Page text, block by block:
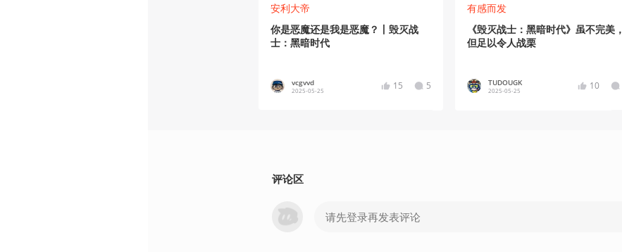
安利大帝
你是恶魔还是我是恶魔？丨毁灭战
士：黑暗时代
vcgvvd
2025-05-25 15 5
有感而发
《毁灭战士：黑暗时代》虽不完美，
但足以令人战栗
TUDOUGK
2025-05-25 10
评论区